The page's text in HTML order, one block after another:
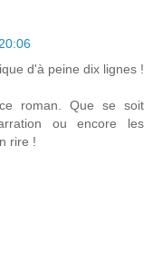
d'à peine dix lignes !
roman. Que se soit
ou encore les
rire !